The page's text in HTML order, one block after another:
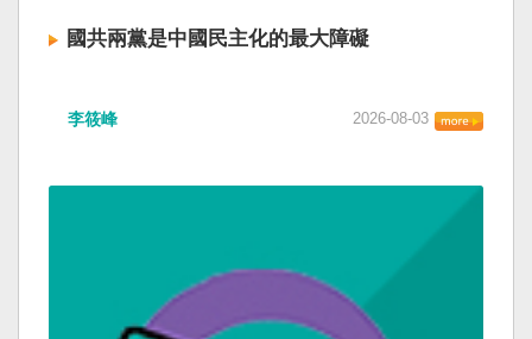
國共兩黨是中國民主化的最大障礙
李筱峰 2026-08-03